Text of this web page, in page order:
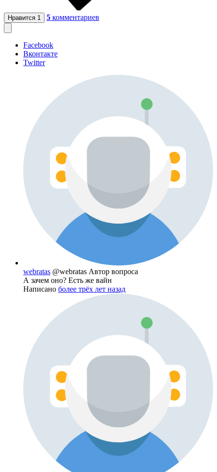
Нравится 1 5 комментариев
Facebook
Вконтакте
Twitter
webratas @webratas Автор вопроса
А зачем оно? Есть же вайн
Написано более трёх лет назад